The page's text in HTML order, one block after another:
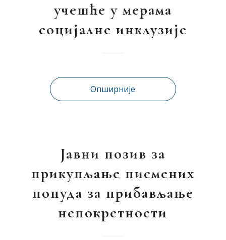
учешће у мерама
социјалне инклузије
Опширније
Јавни позив за
прикупљање писмених
понуда за прибављање
непокретности